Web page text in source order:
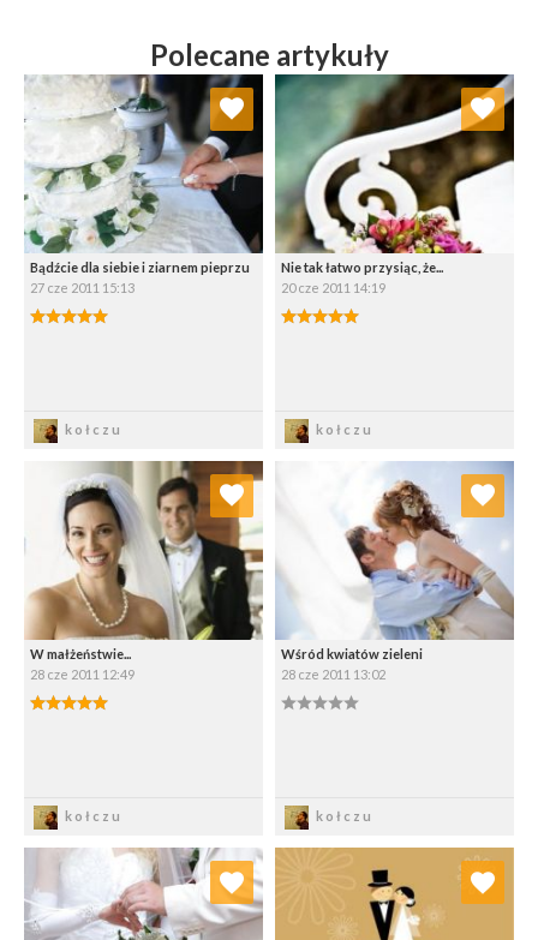
Polecane artykuły
Bądźcie dla siebie i ziarnem pieprzu
27 cze 2011 15:13
5.00/5
kołczu
Dodaj do ulubionych
Wybierz listę:
Nie tak łatwo przysiąc, że...
20 cze 2011 14:19
5.00/5
kołczu
Dodaj do ulubionych
Wybierz listę:
W małżeństwie...
28 cze 2011 12:49
5.00/5
kołczu
Dodaj do ulubionych
Wybierz listę:
Wśród kwiatów zieleni
28 cze 2011 13:02
0.00/5
kołczu
Dodaj do ulubionych
Wybierz listę:
Dodaj do ulubionych
Wybierz listę:
Dodaj do ulubionych
Wybierz listę: